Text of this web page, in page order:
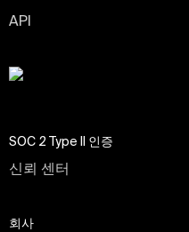
API
SOC 2 Type II 인증
신뢰 센터
회사